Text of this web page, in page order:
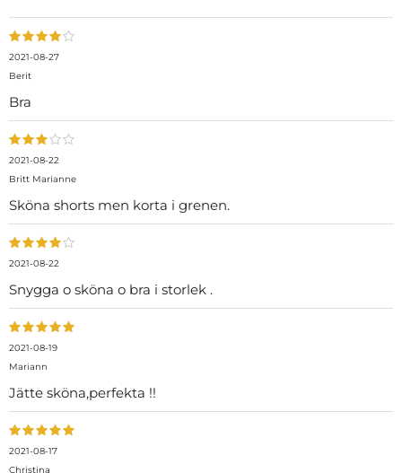
2021-08-27
Berit
Bra
2021-08-22
Britt Marianne
Sköna shorts men korta i grenen.
2021-08-22
Snygga o sköna o bra i storlek .
2021-08-19
Mariann
Jätte sköna,perfekta !!
2021-08-17
Christina